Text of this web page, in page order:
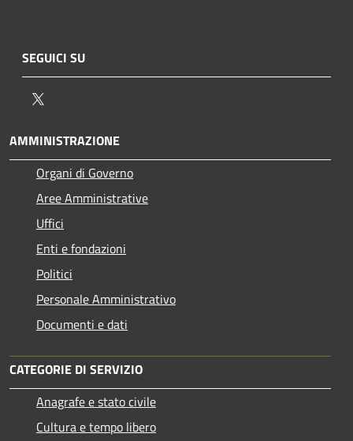
SEGUICI SU
AMMINISTRAZIONE
Organi di Governo
Aree Amministrative
Uffici
Enti e fondazioni
Politici
Personale Amministrativo
Documenti e dati
CATEGORIE DI SERVIZIO
Anagrafe e stato civile
Cultura e tempo libero